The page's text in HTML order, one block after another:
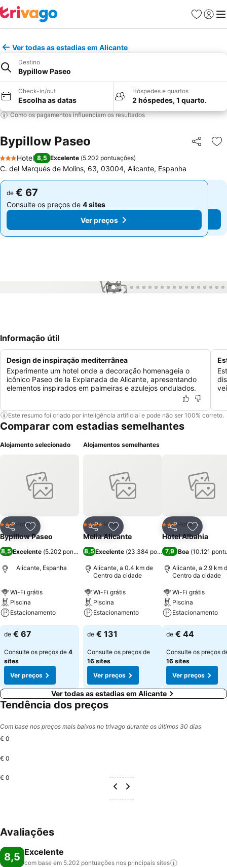
Favoritos
Iniciar
Ver todas as estadias em Alicante
Destino
Bypillow Paseo
Check-in/out
Escolha as datas
Hóspedes e quartos
2 hóspedes, 1 quarto.
Como os pagamentos influenciam os resultados
Bypillow Paseo Partilhar
3 Estrelas
Hotel 8,5 Excelente (5.202 pontuações)
C. del Marqués de Molins, 63, 03004, Alicante, Espanha
de € 67
Consulte os preços de 4 sites
Ver preços
de € 67
Consulte os preços de 4 sites
Ver preços
1 / 97
Informação útil
Design de inspiração mediterrânea
Experimente um hotel onde a decoração homenageia o
icônico Paseo de la Explanada de Alicante, apresentando
elementos inspirados em palmeiras e azulejos ondulados.
Este resumo foi criado por inteligência artificial e pode não ser 100% correto.
Comparar com estadias semelhantes
Alojamento selecionado
PartilharAdicionar aos favoritos
3 Estrelas
Hotel
Bypillow Paseo
8,5 Excelente (5.202 pontuações)
Alicante, Espanha
Wi-Fi grátis
Piscina
Estacionamento
de € 67
Consulte os preços de 4
sites
Ver preços
Alojamentos semelhantes
PartilharAdicionar aos favoritos
4 EstrelasHotel
Melia Alicante
8,5Excelente (23.384 pontuações)
Alicante, a 0.4 km de
Centro da cidade
Wi-Fi grátis
Piscina
Estacionamento
de € 131
Consulte os preços de
16 sites
Ver preços
Partilhar
3 Estrelas
Hotel
Hotel Albahia
7,9 Boa (10.121
Alicante, a 2.9 km
Centro da cidade
Wi-Fi grátis
Piscina
Estacionamento
de € 44
Consulte os preços
16 sites
Ver preços
Ver todas as estadias em Alicante
Tendência dos preços
Com base nos preços mais baixos no trivago durante os últimos 30 dias
€ 0
€ 0
€ 0
Avaliações
8,5 Excelente
com base em 5.202 pontuações nos principais sites